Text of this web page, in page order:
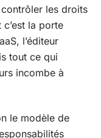
les droits
la porte
l’éditeur
tout ce qui
incombe à
le modèle de